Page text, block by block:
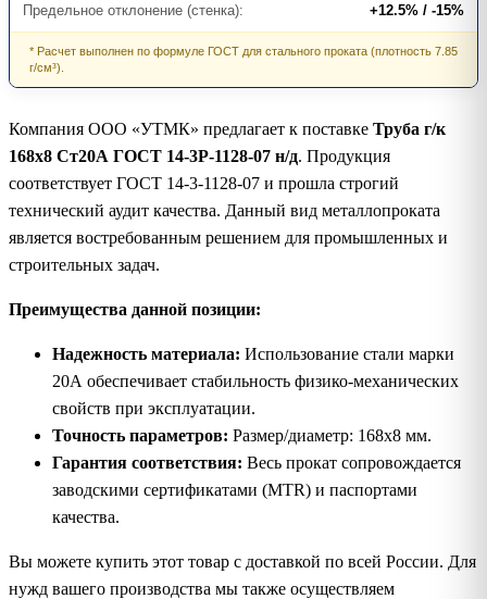
Предельное отклонение (стенка): +12.5% / -15%
* Расчет выполнен по формуле ГОСТ для стального проката (плотность 7.85
г/см³).
Компания ООО «УТМК» предлагает к поставке Труба г/к
168х8 Ст20А ГОСТ 14-3Р-1128-07 н/д. Продукция
соответствует ГОСТ 14-3-1128-07 и прошла строгий
технический аудит качества. Данный вид металлопроката
является востребованным решением для промышленных и
строительных задач.
Преимущества данной позиции:
Надежность материала: Использование стали марки
20А обеспечивает стабильность физико-механических
свойств при эксплуатации.
Точность параметров: Размер/диаметр: 168х8 мм.
Гарантия соответствия: Весь прокат сопровождается
заводскими сертификатами (MTR) и паспортами
качества.
Вы можете купить этот товар с доставкой по всей России. Для
нужд вашего производства мы также осуществляем